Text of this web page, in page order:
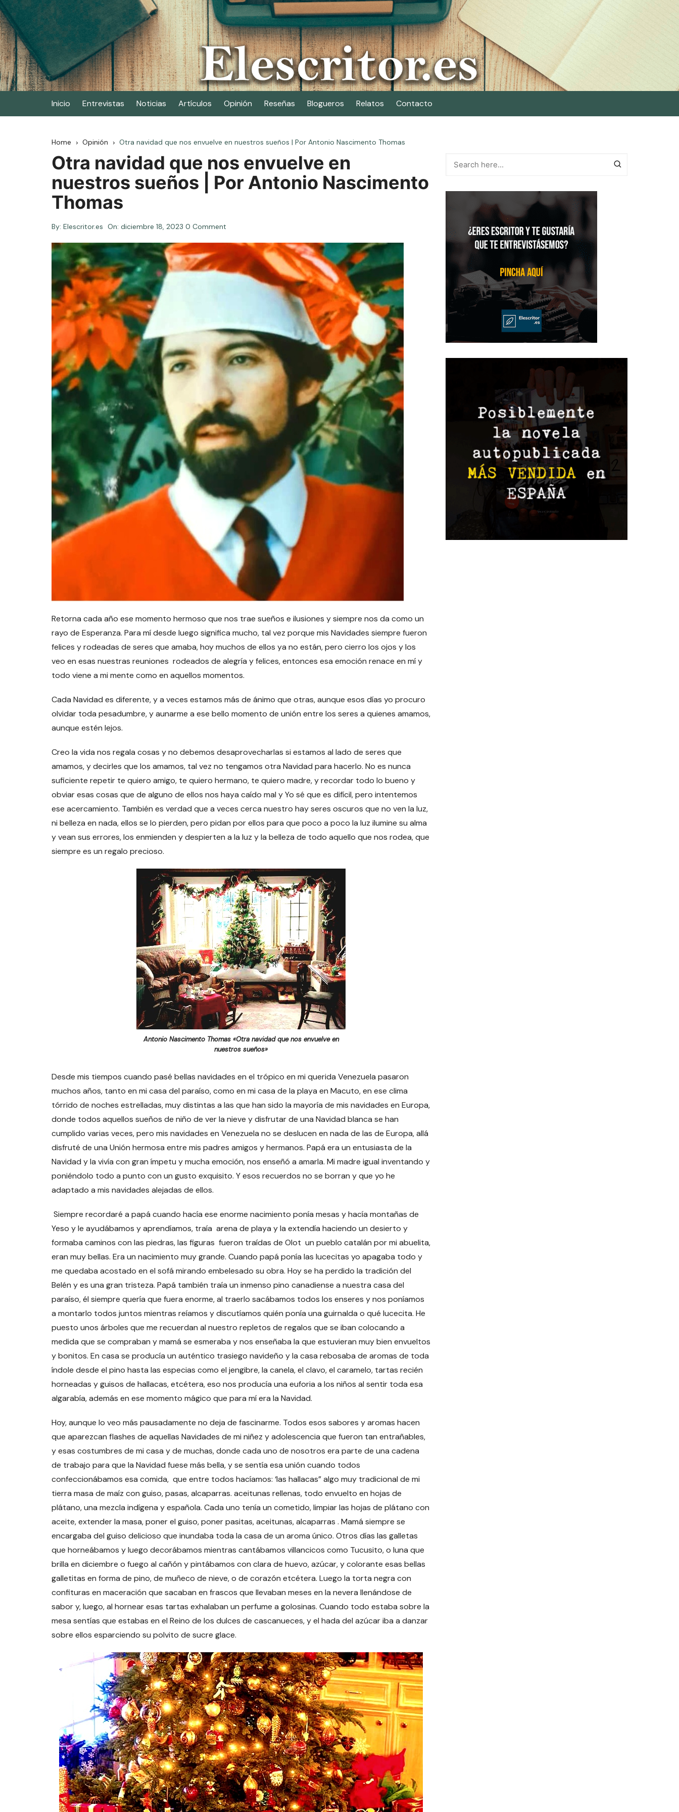
Skip
to
content
Elescritor.es
El periódico digital de los escritores
Inicio Entrevistas Noticias Artículos Opinión Reseñas Blogueros Relatos Contacto
Home Opinión Otra navidad que nos envuelve en nuestros sueños | Por Antonio Nascimento Thomas
Otra navidad que nos envuelve en
nuestros sueños | Por Antonio Nascimento
Thomas
By: Elescritor.es On: diciembre 18, 2023 0 Comment
Retorna cada año ese momento hermoso que nos trae sueños e ilusiones y siempre nos da como un
rayo de Esperanza. Para mí desde luego significa mucho, tal vez porque mis Navidades siempre fueron
felices y rodeadas de seres que amaba, hoy muchos de ellos ya no están, pero cierro los ojos y los
veo en esas nuestras reuniones rodeados de alegría y felices, entonces esa emoción renace en mí y
todo viene a mi mente como en aquellos momentos.
Cada Navidad es diferente, y a veces estamos más de ánimo que otras, aunque esos días yo procuro
olvidar toda pesadumbre, y aunarme a ese bello momento de unión entre los seres a quienes amamos,
aunque estén lejos.
Creo la vida nos regala cosas y no debemos desaprovecharlas si estamos al lado de seres que
amamos, y decirles que los amamos, tal vez no tengamos otra Navidad para hacerlo. No es nunca
suficiente repetir te quiero amigo, te quiero hermano, te quiero madre, y recordar todo lo bueno y
obviar esas cosas que de alguno de ellos nos haya caído mal y Yo sé que es difícil, pero intentemos
ese acercamiento. También es verdad que a veces cerca nuestro hay seres oscuros que no ven la luz,
ni belleza en nada, ellos se lo pierden, pero pidan por ellos para que poco a poco la luz ilumine su alma
y vean sus errores, los enmienden y despierten a la luz y la belleza de todo aquello que nos rodea, que
siempre es un regalo precioso.
Antonio Nascimento Thomas «Otra navidad que nos envuelve en
nuestros sueños»
Desde mis tiempos cuando pasé bellas navidades en el trópico en mi querida Venezuela pasaron
muchos años, tanto en mi casa del paraíso, como en mi casa de la playa en Macuto, en ese clima
tórrido de noches estrelladas, muy distintas a las que han sido la mayoría de mis navidades en Europa,
donde todos aquellos sueños de niño de ver la nieve y disfrutar de una Navidad blanca se han
cumplido varias veces, pero mis navidades en Venezuela no se deslucen en nada de las de Europa, allá
disfruté de una Unión hermosa entre mis padres amigos y hermanos. Papá era un entusiasta de la
Navidad y la vivía con gran ímpetu y mucha emoción, nos enseñó a amarla. Mi madre igual inventando y
poniéndolo todo a punto con un gusto exquisito. Y esos recuerdos no se borran y que yo he
adaptado a mis navidades alejadas de ellos.
Siempre recordaré a papá cuando hacía ese enorme nacimiento ponía mesas y hacía montañas de
Yeso y le ayudábamos y aprendíamos, traía arena de playa y la extendía haciendo un desierto y
formaba caminos con las piedras, las figuras fueron traídas de Olot un pueblo catalán por mi abuelita,
eran muy bellas. Era un nacimiento muy grande. Cuando papá ponía las lucecitas yo apagaba todo y
me quedaba acostado en el sofá mirando embelesado su obra. Hoy se ha perdido la tradición del
Belén y es una gran tristeza. Papá también traía un inmenso pino canadiense a nuestra casa del
paraíso, él siempre quería que fuera enorme, al traerlo sacábamos todos los enseres y nos poníamos
a montarlo todos juntos mientras reíamos y discutíamos quién ponía una guirnalda o qué lucecita. He
puesto unos árboles que me recuerdan al nuestro repletos de regalos que se iban colocando a
medida que se compraban y mamá se esmeraba y nos enseñaba la que estuvieran muy bien envueltos
y bonitos. En casa se producía un auténtico trasiego navideño y la casa rebosaba de aromas de toda
índole desde el pino hasta las especias como el jengibre, la canela, el clavo, el caramelo, tartas recién
horneadas y guisos de hallacas, etcétera, eso nos producía una euforia a los niños al sentir toda esa
algarabía, además en ese momento mágico que para mí era la Navidad.
Hoy, aunque lo veo más pausadamente no deja de fascinarme. Todos esos sabores y aromas hacen
que aparezcan flashes de aquellas Navidades de mi niñez y adolescencia que fueron tan entrañables,
y esas costumbres de mi casa y de muchas, donde cada uno de nosotros era parte de una cadena
de trabajo para que la Navidad fuese más bella, y se sentía esa unión cuando todos
confeccionábamos esa comida, que entre todos hacíamos: ‘las hallacas” algo muy tradicional de mi
tierra masa de maíz con guiso, pasas, alcaparras. aceitunas rellenas, todo envuelto en hojas de
plátano, una mezcla indígena y española. Cada uno tenía un cometido, limpiar las hojas de plátano con
aceite, extender la masa, poner el guiso, poner pasitas, aceitunas, alcaparras . Mamá siempre se
encargaba del guiso delicioso que inundaba toda la casa de un aroma único. Otros días las galletas
que horneábamos y luego decorábamos mientras cantábamos villancicos como Tucusito, o luna que
brilla en diciembre o fuego al cañón y pintábamos con clara de huevo, azúcar, y colorante esas bellas
galletitas en forma de pino, de muñeco de nieve, o de corazón etcétera. Luego la torta negra con
confituras en maceración que sacaban en frascos que llevaban meses en la nevera llenándose de
sabor y, luego, al hornear esas tartas exhalaban un perfume a golosinas. Cuando todo estaba sobre la
mesa sentías que estabas en el Reino de los dulces de cascanueces, y el hada del azúcar iba a danzar
sobre ellos esparciendo su polvito de sucre glace.